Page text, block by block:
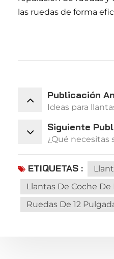
las ruedas de forma
Publicación
Ideas para
Siguiente
¿Qué necesitas
ETIQUETAS :
Llantas De Coche
Ruedas De 12